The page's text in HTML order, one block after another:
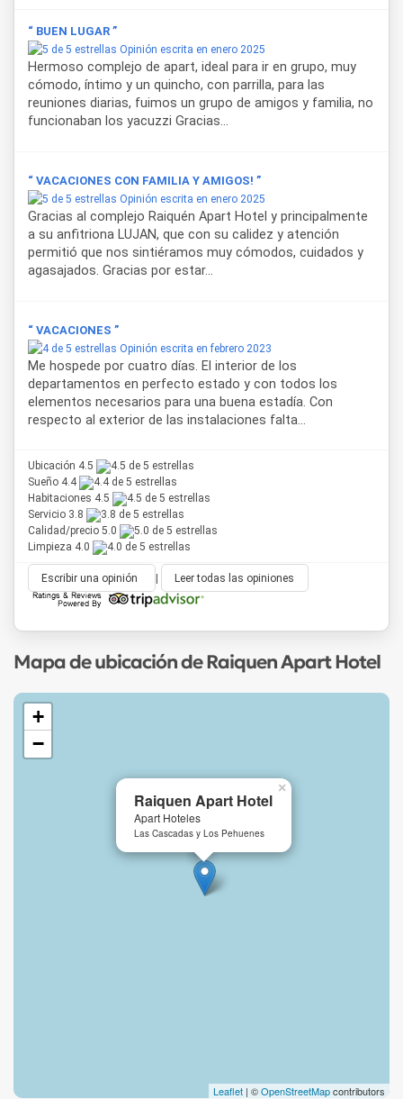
atractivos turísticos lo convierten en una opción práctica
para quienes buscan apart, departamento o alojamiento
turístico en Caviahue.
Desde este alojamiento es fácil acceder al centro de esquí
Caviahue, uno de los principales puntos de interés de la
montaña y áreas ideales para realizar actividades al aire
libre durante todo el año.
“ BUEN LUGAR ”
Opinión escrita en enero 2025
Hermoso complejo de apart, ideal para ir en grupo, muy
cómodo, íntimo y un quincho, con parrilla, para las
reuniones diarias, fuimos un grupo de amigos y familia, no
funcionaban los yacuzzi Gracias...
“ VACACIONES CON FAMILIA Y AMIGOS! ”
Opinión escrita en enero 2025
Gracias al complejo Raiquén Apart Hotel y principalmente
a su anfitriona LUJAN, que con su calidez y atención
permitió que nos sintiéramos muy cómodos, cuidados y
agasajados. Gracias por estar...
“ VACACIONES ”
Opinión escrita en febrero 2023
Me hospede por cuatro días. El interior de los
departamentos en perfecto estado y con todos los
elementos necesarios para una buena estadía. Con
respecto al exterior de las instalaciones falta...
Ubicación 4.5
Sueño 4.4
Habitaciones 4.5
Servicio 3.8
Calidad/precio 5.0
Limpieza 4.0
Escribir una opinión Leer todas las opiniones
Mapa de ubicación de Raiquen Apart Hotel
Raiquen Apart Hotel
Apart Hoteles
Las Cascadas y Los Pehuenes
×
+
−
Leaflet | ©OpenStreetMapcontributors